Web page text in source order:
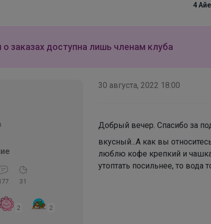
заказах доступна лишь членам клуба
31
2 2
30 августа, 2022 18:00
Добрый вечер. Спасибо за
вкусный...А как вы
люблю кофе крепкий и
утоптать посильнее, то
Кроссовки Sprandi за 2790